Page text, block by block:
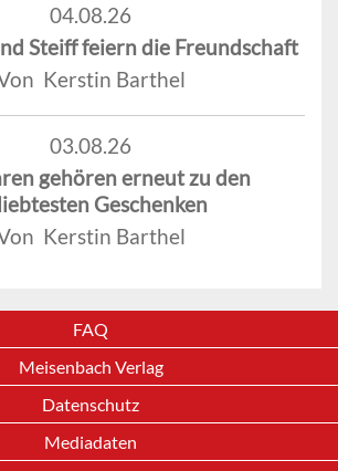
04.08.26
Steiff feiern die Freundschaft
Kerstin Barthel
03.08.26
gehören erneut zu den
Geschenken
Kerstin Barthel
FAQ
Meisenbach Verlag
Datenschutz
Mediadaten